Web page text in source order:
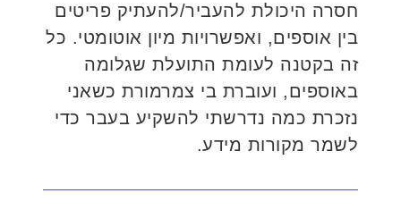
חסרה היכולת להעביר/להעתיק פריטים
בין אוספים, ואפשרויות מיון אוטומטי. כל
זה בקטנה לעומת התועלת שגלומה
באוספים, ועוברת בי צמרמורת כשאני
נזכרת כמה נדרשתי להשקיע בעבר כדי
לשמר מקורות מידע.